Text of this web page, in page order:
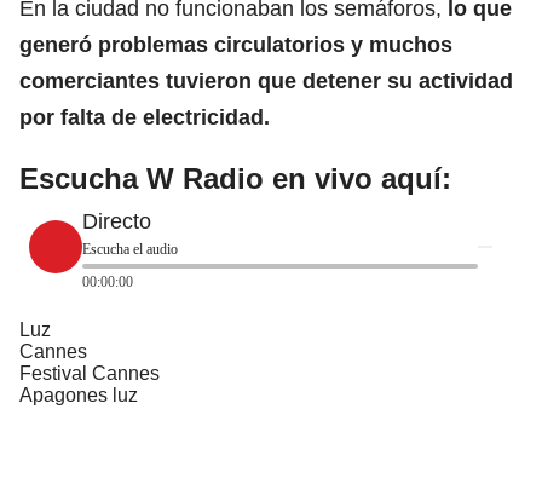
En la ciudad no funcionaban los semáforos, lo que
generó problemas circulatorios y muchos
comerciantes tuvieron que detener su actividad
por falta de electricidad.
Escucha W Radio en vivo aquí:
Directo
Escucha el audio
00:00:00
Luz
Cannes
Festival Cannes
Apagones luz